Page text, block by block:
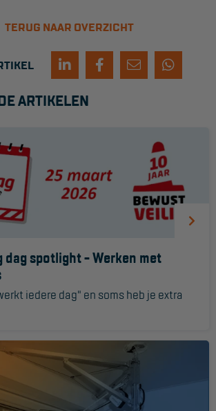
TERUG NAAR OVERZICHT
ARTIKELEN
dag spotlight - Werken met
iedere dag" en soms heb je extra